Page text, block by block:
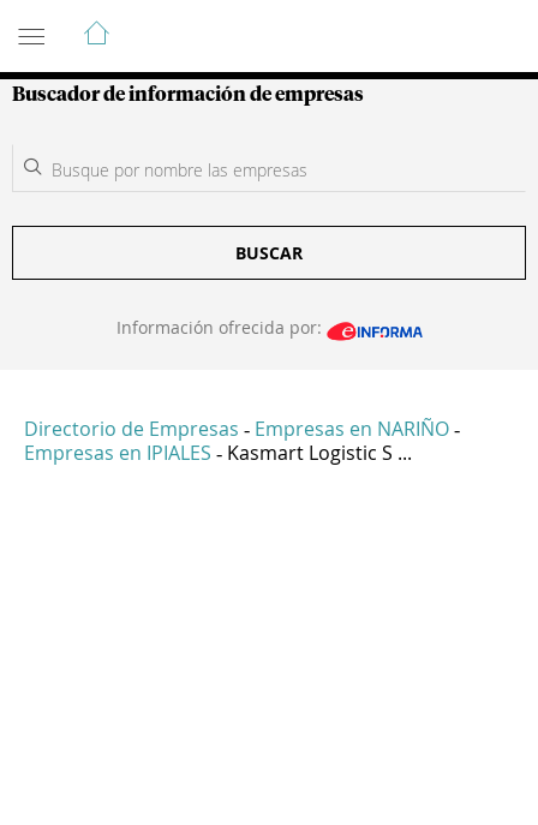
Guía de Empresas Colombianas
Buscador de información de empresas
BUSCAR
Información ofrecida por:
Directorio de Empresas - Empresas en NARIÑO -
Empresas en IPIALES - Kasmart Logistic S ...